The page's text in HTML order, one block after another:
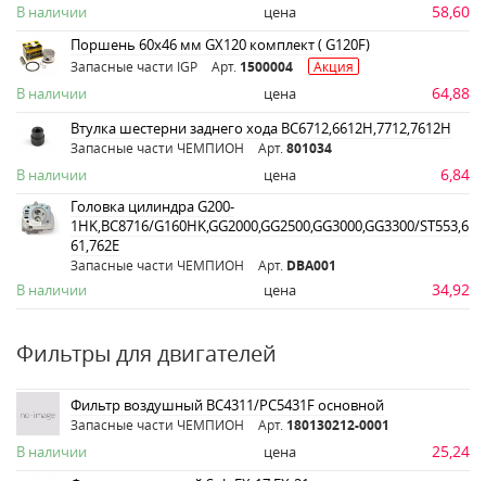
В наличии цена 58,60
Поршень 60х46 мм GX120 комплект ( G120F)
Запасные части IGP Арт. 1500004 Акция
В наличии цена 64,88
Втулка шестерни заднего хода ВС6712,6612Н,7712,7612Н
Запасные части ЧЕМПИОН Арт. 801034
В наличии цена 6,84
Головка цилиндра G200-
1HK,BC8716/G160HK,GG2000,GG2500,GG3000,GG3300/ST553,6
61,762E
Запасные части ЧЕМПИОН Арт. DBA001
В наличии цена 34,92
Фильтры для двигателей
Фильтр воздушный ВС4311/РС5431F основной
Запасные части ЧЕМПИОН Арт. 180130212-0001
В наличии цена 25,24